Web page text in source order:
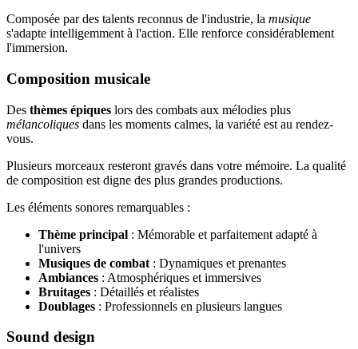
Composée par des talents reconnus de l'industrie, la musique
s'adapte intelligemment à l'action. Elle renforce considérablement
l'immersion.
Composition musicale
Des thèmes épiques lors des combats aux mélodies plus
mélancoliques dans les moments calmes, la variété est au rendez-
vous.
Plusieurs morceaux resteront gravés dans votre mémoire. La qualité
de composition est digne des plus grandes productions.
Les éléments sonores remarquables :
Thème principal : Mémorable et parfaitement adapté à
l'univers
Musiques de combat : Dynamiques et prenantes
Ambiances : Atmosphériques et immersives
Bruitages : Détaillés et réalistes
Doublages : Professionnels en plusieurs langues
Sound design